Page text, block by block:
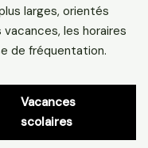
larges, orientés
les horaires
de fréquentation.
Vacances
scolaires